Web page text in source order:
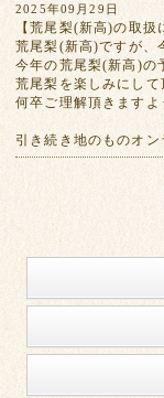
2025年09月29日
【荒尾梨(新高)の取扱
荒尾梨(新高)ですが、
今年の荒尾梨(新高)の
荒尾梨を楽しみにして
何卒ご理解頂きますよ
引き続き地のものオ